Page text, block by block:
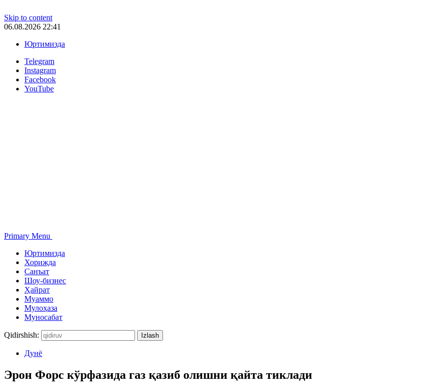
Skip to content
06.08.2026 22:41
Юртимизда
Telegram
Instagram
Facebook
YouTube
Primary Menu
Юртимизда
Хорижда
Санъат
Шоу-бизнес
Ҳайрат
Муаммо
Мулоҳаза
Муносабат
Qidirshish:
Дунё
Эрон Форс кўрфазида газ қазиб олишни қайта тиклади